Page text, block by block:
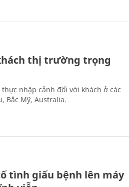
thị trường trọng
nhập cảnh đối với khách ở các
Bắc Mỹ, Australia.
tình giấu bệnh lên máy